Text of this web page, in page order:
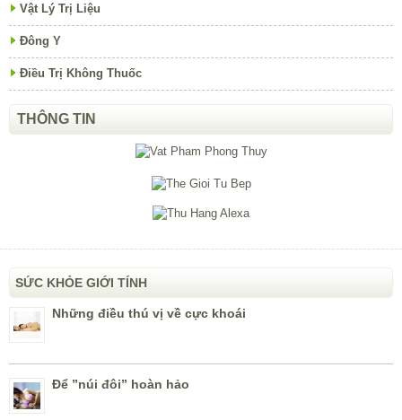
Vật Lý Trị Liệu
Đông Y
Điều Trị Không Thuốc
THÔNG TIN
SỨC KHỎE GIỚI TÍNH
Những điều thú vị về cực khoái
Để ”núi đôi” hoàn hảo